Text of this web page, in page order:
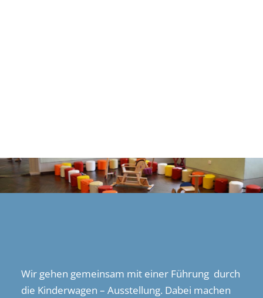
Wir gehen gemeinsam mit einer Führung durch
die Kinderwagen – Ausstellung. Dabei machen